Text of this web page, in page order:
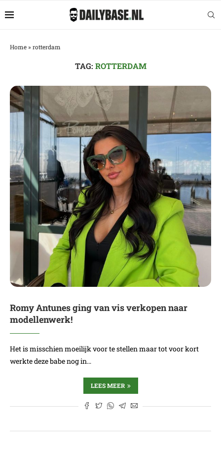
Home» rotterdam
TAG: ROTTERDAM
Romy Antunes ging van vis verkopen naar
modellenwerk!
Het is misschien moeilijk voor te stellen maar tot voor kort
werkte deze babe nog in…
LEES MEER